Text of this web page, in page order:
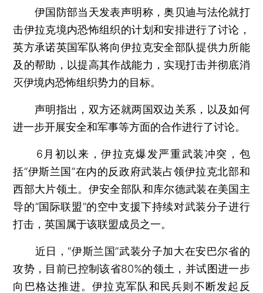
伊国防部当天发表声明称，奥贝迪与法伦就打
击伊拉克境内恐怖组织的计划和安排进行了讨论，
英方承诺英国军队将向伊拉克安全部队提供力所能
及的帮助，以提高其作战能力，实现打击并彻底消
灭伊境内恐怖组织势力的目标。
声明指出，双方还就两国双边关系，以及如何
进一步开展安全和军事等方面的合作进行了讨论。
6月初以来，伊拉克爆发严重武装冲突，包
括“伊斯兰国”在内的反政府武装占领伊拉克北部和
西部大片领土。伊安全部队和库尔德武装在美国主
导的“国际联盟”的空中支援下持续对武装分子进行
打击，英国属于该联盟成员之一。
近日，“伊斯兰国”武装分子加大在安巴尔省的
攻势，目前已控制该省80%的领土，并试图进一步
向巴格达推进。伊拉克军队和民兵则不断发起反